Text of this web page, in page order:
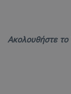
Ακολουθήστε το